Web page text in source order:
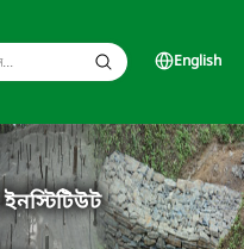
English